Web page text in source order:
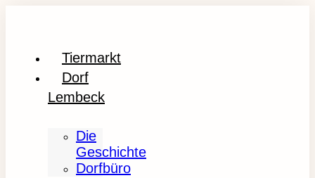
Tiermarkt
Dorf
Lembeck
Die
Geschichte
Dorfbüro